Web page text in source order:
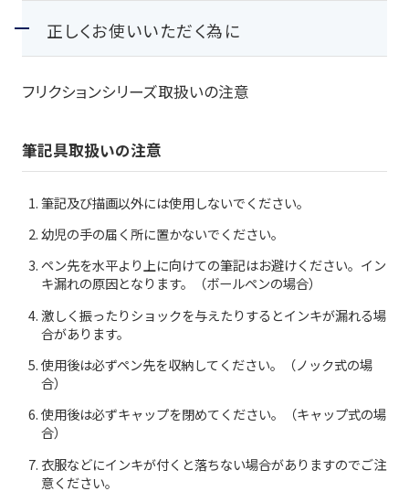
企業情報
会社情報
サステナビリティ情報
プレスリリース・新製品情報
パイロットのパーパス
ピックアップ
採用情報
サポート
正しくお使いいただく為に
フリクションシリーズ取扱いの注意
筆記具取扱いの注意
筆記及び描画以外には使用しないでください。
幼児の手の届く所に置かないでください。
ペン先を水平より上に向けての筆記はお避けください。イン
キ漏れの原因となります。（ボールペンの場合）
激しく振ったりショックを与えたりするとインキが漏れる場
合があります。
使用後は必ずペン先を収納してください。（ノック式の場
合）
使用後は必ずキャップを閉めてください。（キャップ式の場
合）
衣服などにインキが付くと落ちない場合がありますのでご注
意ください。